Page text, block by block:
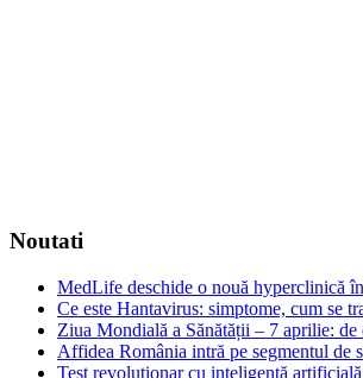
Noutati
MedLife deschide o nouă hyperclinică
Ce este Hantavirus: simptome, cum se
Ziua Mondială a Sănătății – 7 aprilie: de
Affidea România intră pe segmentul de
Test revoluționar cu inteligență